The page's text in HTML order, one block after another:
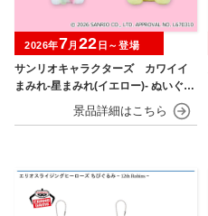
サンリオキャラクターズ カワイイ
まみれ-星まみれ(イエロー)- ぬいぐる
2026年7月 22 日～登場